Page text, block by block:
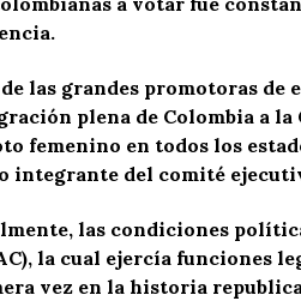
las grandes promotoras de
plena de Colombia a
femenino en todos los
integrante del comité
las condiciones
la cual ejercía funciones
vez en la historia